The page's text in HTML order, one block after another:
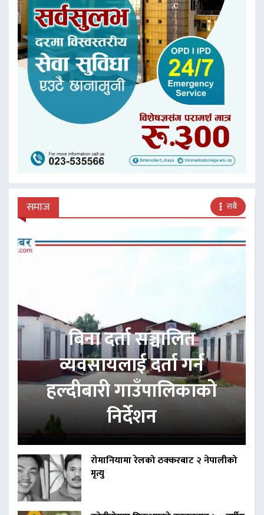
समाज सबै
बिना दर्ता सञ्चालित
व्यवसायलाई दर्ता गर्न
हल्दीबारी गाउँपालिकाको
निर्देशन
रोमानियामा रेलको ठक्करबाट २ नेपालीको
मृत्यु